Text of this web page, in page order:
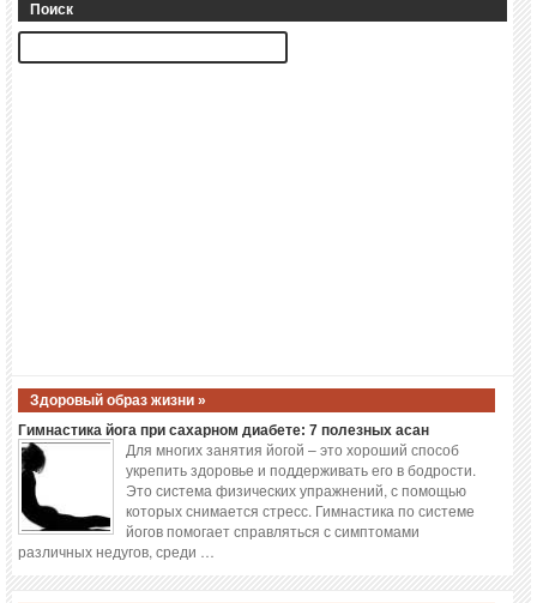
Поиск
Здоровый образ жизни »
Гимнастика йога при сахарном диабете: 7 полезных асан
Для многих занятия йогой – это хороший способ
укрепить здоровье и поддерживать его в бодрости.
Это система физических упражнений, с помощью
которых снимается стресс. Гимнастика по системе
йогов помогает справляться с симптомами
различных недугов, среди …